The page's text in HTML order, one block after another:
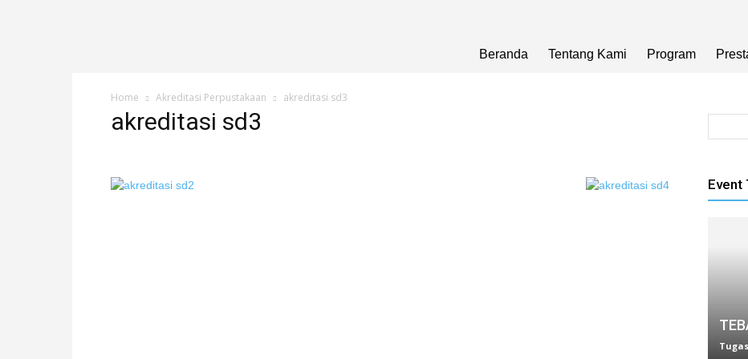
Beranda Tentang Kami Program
Home Akreditasi Perpustakaan akreditasi sd3
akreditasi sd3
Event